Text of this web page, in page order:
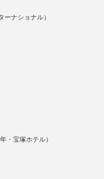
ナショナル）
・宝塚ホテル）